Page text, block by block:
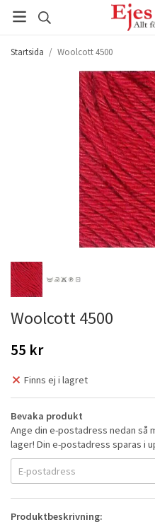
Startsida / Woolcott 4500
Woolcott 4500
55 kr
Finns ej i lagret
Bevaka produkt
Ange din e-postadress nedan så
lager! Din e-postadress sparas i
Produktbeskrivning: